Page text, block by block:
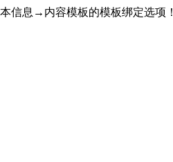
息→内容模板的模板绑定选项！